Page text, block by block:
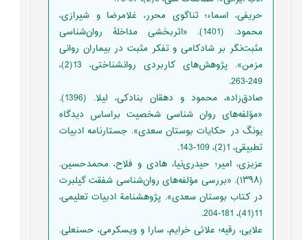
حریفی، اسماء؛ ثناگوی محرر، غلامرضا و شیرازی،
محمود. (1401). «اثربخشی مداخلۀ روان‌شناسی
مثبت‌نگر بر شادکامی و تفکر مثبت در بیماران روانی
مزمن». پژوهش‌های کاربردی روانشناختی، 13(2)،
249-263.
صادق‌زاده، محمود و دهقان بنادکی، لیلا. (1396).
«مؤلفه‌های روان شناسی شخصیت براساس دیدگاه
یونگ در حکایات بوستان سعدی». جستارنامه ادبیات
تطبیقی، 1(2)، 109-143.
عزیزی، امیر؛ حیدری‌نیا، هادی و فلاح، محمدحسین.
(۱۳۹۸). «بررسی مؤلفه‌های روان‌شناسی شفقت گیلبرت
در کتاب بوستان سعدی». پژوهشنامة ادبیات تعلیمی،
11(41)، 181-204.
علایی، رقیه؛ علائی خرایم، سارا و ویسکرمی، حسنعلی.